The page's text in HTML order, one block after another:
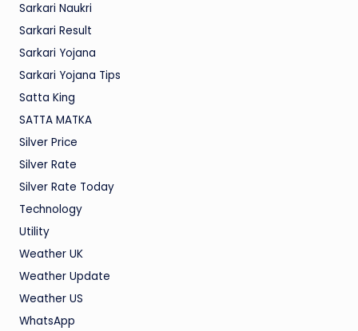
Sarkari Naukri
Sarkari Result
Sarkari Yojana
Sarkari Yojana Tips
Satta King
SATTA MATKA
Silver Price
Silver Rate
Silver Rate Today
Technology
Utility
Weather UK
Weather Update
Weather US
WhatsApp